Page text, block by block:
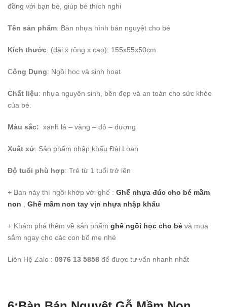
đồng với bạn bè, giúp bé thích nghi
Tên sản phẩm: Bàn nhựa hình bán nguyệt cho bé
Kích thước: (dài x rộng x cao): 155x55x50cm
Công Dụng: Ngồi học và sinh hoạt
Chất liệu: nhựa nguyên sinh, bền đẹp và an toàn cho sức khỏe
của bé.
Màu sắc: xanh lá – vàng – đỏ – dương
Xuất xứ: Sản phẩm nhập khẩu Đài Loan
Độ tuổi phù hợp: Trẻ từ 1 tuổi trở lên
+ Bàn này thì ngồi khớp với ghế : Ghế nhựa đúc cho bé mầm
non
Ghế mầm non tay vịn nhựa nhập khẩu
+ Khám phá thêm về sản phẩm ghế ngồi học cho bé và mua
sắm ngay cho các con bố mẹ nhé
Liên Hệ Zalo : 0976 13 5858 để được tư vấn nhanh nhất